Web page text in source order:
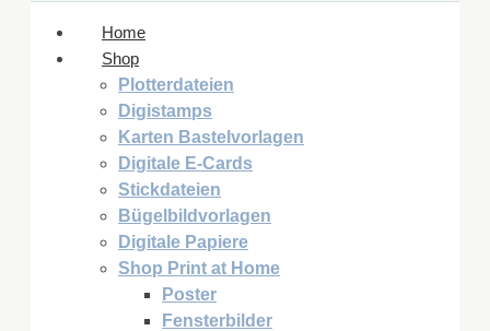
Home
Shop
Plotterdateien
Digistamps
Karten Bastelvorlagen
Digitale E-Cards
Stickdateien
Bügelbildvorlagen
Digitale Papiere
Shop Print at Home
Poster
Fensterbilder